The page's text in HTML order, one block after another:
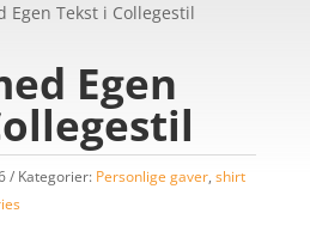
Tekst i Collegestil
Egen
Kategorier: Personlige gaver, shirt